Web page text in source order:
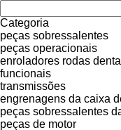
Categoria
peças sobressalentes
peças operacionais
enroladores rodas
funcionais
transmissões
engrenagens da caixa
peças sobressalentes
peças de motor